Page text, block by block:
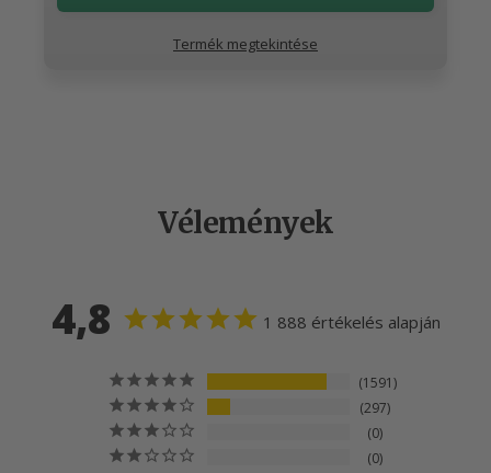
Termék megtekintése
Vélemények
4,8 1 888 értékelés alapján
1591
297
0
0